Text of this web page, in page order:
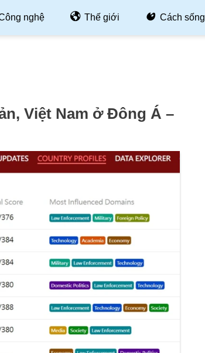
nghệ Thế giới Cách sống
Việt Nam ở Đông Á –